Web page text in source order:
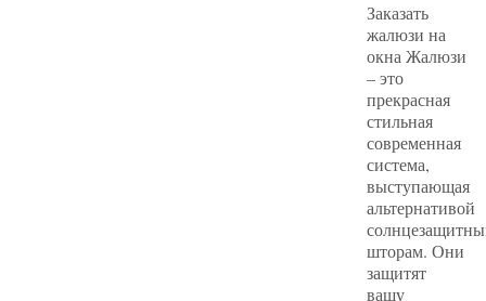
Заказать
жалюзи на
окна Жалюзи
– это
прекрасная
стильная
современная
система,
выступающая
альтернативой
шторам. Они
защитят
вашу